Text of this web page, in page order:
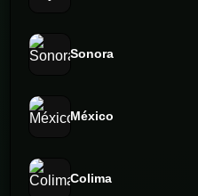
Sonora
México
Colima